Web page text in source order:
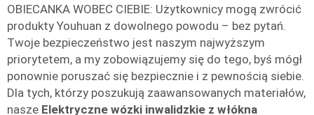
OBIECANKA WOBEC CIEBIE: Użytkownicy mogą zwrócić
produkty Youhuan z dowolnego powodu – bez pytań.
Twoje bezpieczeństwo jest naszym najwyższym
priorytetem, a my zobowiązujemy się do tego, byś mógł
ponownie poruszać się bezpiecznie i z pewnością siebie.
Dla tych, którzy poszukują zaawansowanych materiałów,
nasze Elektryczne wózki inwalidzkie z włókna